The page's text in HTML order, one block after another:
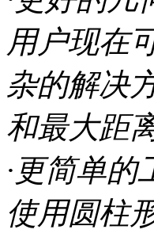
用户现在
杂的解决
和最大距
·更简单的
使用圆柱